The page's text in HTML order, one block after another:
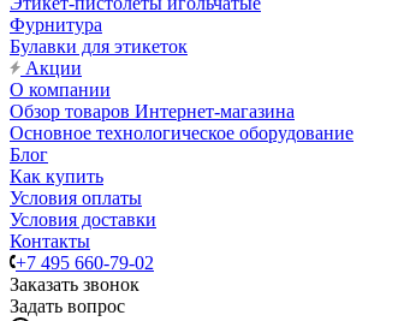
Фурнитура
Булавки для этикеток
Акции
О компании
Обзор товаров Интернет-магазина
Основное технологическое оборудование
Блог
Как купить
Условия оплаты
Условия доставки
Контакты
+7 495 660-79-02
Заказать звонок
Задать вопрос